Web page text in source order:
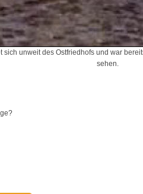
sich unweit des Ostfriedhofs und war
sehen.